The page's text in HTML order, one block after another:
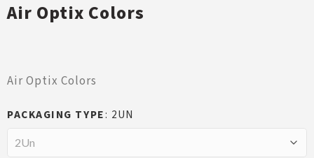
Air Optix Colors
Air Optix Colors
PACKAGING TYPE 2UN